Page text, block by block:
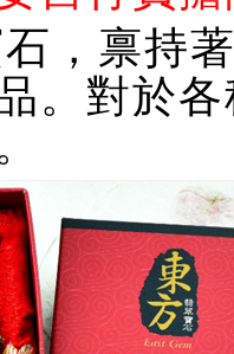
，禀持
。對於